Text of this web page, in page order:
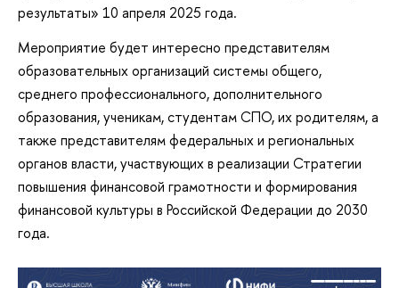
результаты» 10 апреля 2025 года.
Мероприятие будет интересно представителям
образовательных организаций системы общего,
среднего профессионального, дополнительного
образования, ученикам, студентам СПО, их родителям, а
также представителям федеральных и региональных
органов власти, участвующих в реализации Стратегии
повышения финансовой грамотности и формирования
финансовой культуры в Российской Федерации до 2030
года.